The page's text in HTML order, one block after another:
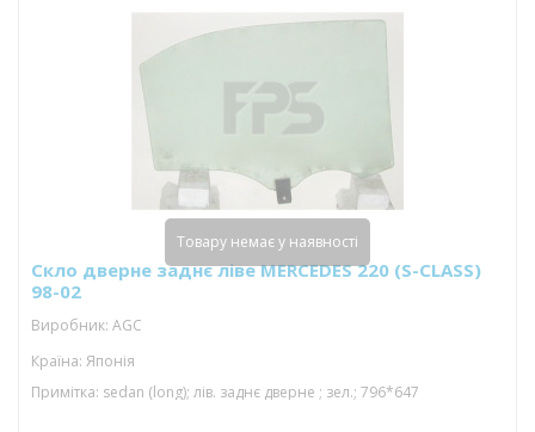
Скло дверне заднє ліве MERCEDES 220 (S-CLASS)
98-02
Виробник: AGC
Країна: Японія
Примітка: sedan (long); лів. заднє дверне ; зел.; 796*647
Товару немає у наявності